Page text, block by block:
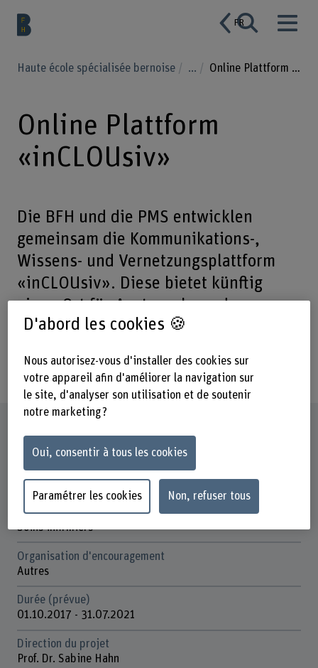
FR
Haute école spécialisée bernoise ... Online Plattform «inCLOUsiv»
Online Plattform
«inCLOUsiv»
Die BFH und die PMS entwicklen
gemeinsam die Kommunikations-,
Wissens- und Vernetzungsplattform
«inCLOUsiv». Diese bietet künftig
einen Ort für Austausch rund um
Themen der psychischen Gesundheit
Begegnung.
Départements participants
Santé
Institut(s)
Soins infirmiers
Organisation d'encouragement
Autres
Durée (prévue)
01.10.2017 - 31.07.2021
Direction du projet
Prof. Dr. Sabine Hahn
D'abord les cookies 🍪
Nous autorisez-vous d'installer des cookies sur
votre appareil afin d'améliorer la navigation sur
le site, d'analyser son utilisation et de soutenir
notre marketing ?
Oui, consentir à tous les cookies
Paramétrer les cookies Non, refuser tous